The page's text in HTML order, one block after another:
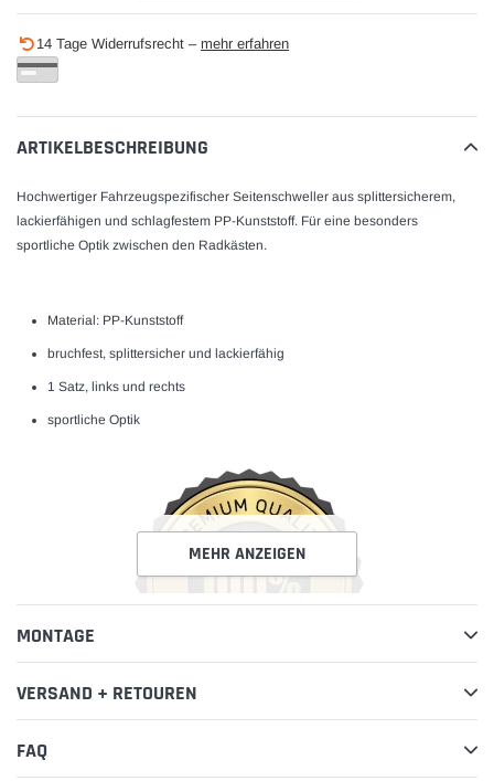
wird
zum
hinzugefügt
14 Tage Widerrufsrecht – mehr erfahren
ARTIKELBESCHREIBUNG
Hochwertiger Fahrzeugspezifischer Seitenschweller aus splittersicherem,
lackierfähigen und schlagfestem PP-Kunststoff. Für eine besonders
sportliche Optik zwischen den Radkästen.
Material: PP-Kunststoff
bruchfest, splittersicher und lackierfähig
1 Satz, links und rechts
sportliche Optik
MEHR ANZEIGEN
MONTAGE
VERSAND + RETOUREN
FAQ